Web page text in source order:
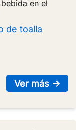
en el
de toalla
Ver más →